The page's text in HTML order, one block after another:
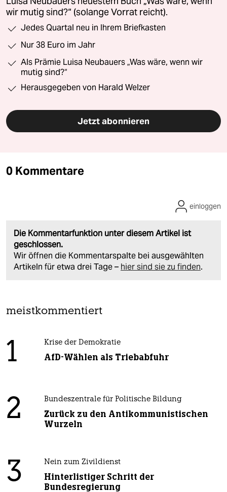
wir mutig sind?“ (solange Vorrat reicht).
Jedes Quartal neu in Ihrem Briefkasten
Nur 38 Euro im Jahr
Als Prämie Luisa Neubauers „Was wäre, wenn wir
mutig sind?“
Herausgegeben von Harald Welzer
Jetzt abonnieren
0 Kommentare
Die Kommentarfunktion unter diesem Artikel ist
geschlossen.
Wir öffnen die Kommentarspalte bei ausgewählten
Artikeln für etwa drei Tage – hier sind sie zu finden.
einloggen
meistkommentiert
1 Krise der Demokratie
AfD-Wählen als Triebabfuhr
2 Bundeszentrale für Politische Bildung
Zurück zu den Antikommunistischen
Wurzeln
3 Nein zum Zivildienst
Hinterlistiger Schritt der
Bundesregierung